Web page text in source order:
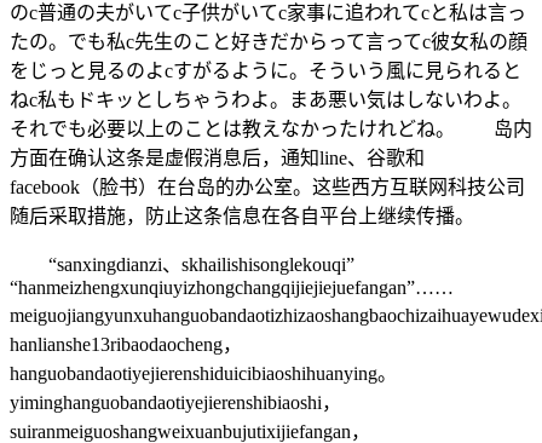
のc普通の夫がいてc子供がいてc家事に追われてcと私は言っ
たの。でも私c先生のこと好きだからって言ってc彼女私の顔
をじっと見るのよcすがるように。そういう風に見られると
ねc私もドキッとしちゃうわよ。まあ悪い気はしないわよ。
それでも必要以上のことは教えなかったけれどね。 岛内
方面在确认这条是虚假消息后，通知line、谷歌和
facebook（脸书）在台岛的办公室。这些西方互联网科技公司
随后采取措施，防止这条信息在各自平台上继续传播。
“sanxingdianzi、skhailishisonglekouqi”
“hanmeizhengxunqiuyizhongchangqijiejiejuefangan”……
hanlianshe13ribaodaocheng，
hanguobandaotiyejierenshiduicibiaoshihuanying。
yiminghanguobandaotiyejierenshibiaoshi，
suiranmeiguoshangweixuanbujutixijiefangan，